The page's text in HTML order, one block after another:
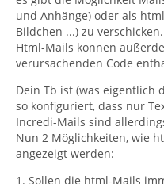
und Anhänge) oder als
Bildchen ...) zu verschicken.
Html-Mails können
verursachenden Code
Dein Tb ist (was eigentlich
so konfiguriert, dass nur
Incredi-Mails sind
Nun 2 Möglichkeiten, wie
angezeigt werden:
1. Sollen die html-Mails